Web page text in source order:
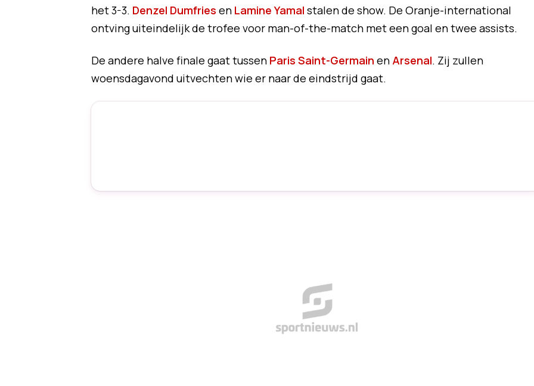
het 3-3. Denzel Dumfries en Lamine Yamal stalen de show. De Oranje-international
ontving uiteindelijk de trofee voor man-of-the-match met een goal en twee assists.
De andere halve finale gaat tussen Paris Saint-Germain en Arsenal. Zij zullen
woensdagavond uitvechten wie er naar de eindstrijd gaat.